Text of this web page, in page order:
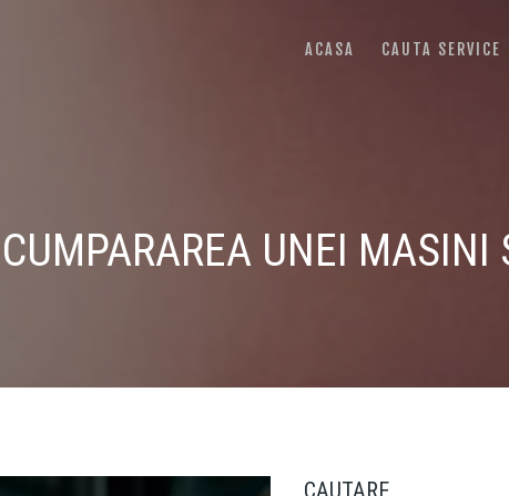
ACASA CAUTA SERVICE
UNEI MASINI
CAUTARE